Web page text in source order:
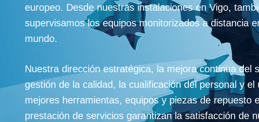
europeo. Desde nuestras instalaciones en Vigo,
supervisamos los equipos monitorizados a distancia
mundo.
Nuestra dirección estratégica, la mejora continua del
gestión de la calidad, la cualificación del personal y el
mejores herramientas, equipos y piezas de repuesto
prestación de servicios garantizan la satisfacción de